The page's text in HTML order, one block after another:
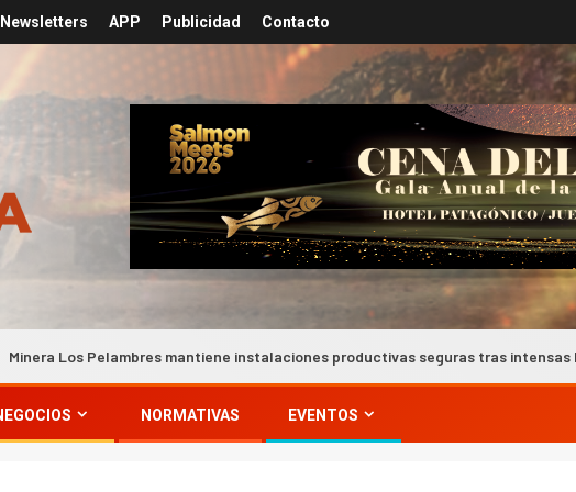
Newsletters APP Publicidad Contacto
Pelambres mantiene instalaciones productivas seguras tras intensas lluvias en
NORMATIVAS EVENTOS